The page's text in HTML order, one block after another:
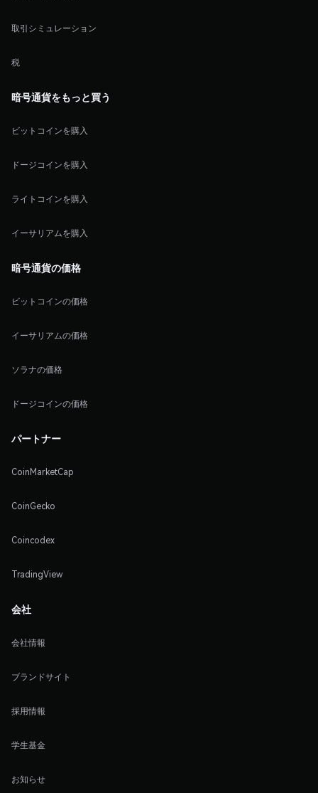
取引シミュレーション
税
暗号通貨をもっと買う
ビットコインを購入
ドージコインを購入
ライトコインを購入
イーサリアムを購入
暗号通貨の価格
ビットコインの価格
イーサリアムの価格
ソラナの価格
ドージコインの価格
パートナー
CoinMarketCap
CoinGecko
Coincodex
TradingView
会社
会社情報
ブランドサイト
採用情報
学生基金
お知らせ